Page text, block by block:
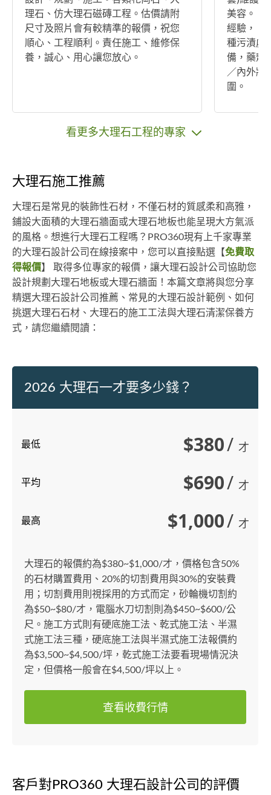
理石、仿大理石磁磚工程。估價請附
尺寸及照片會有較精準的報價，祝您
順心、工程順利。責任施工、維修保
養，誠心、用心讓您放心。
美容。
經驗，
種污漬處
備，藥劑
／內外牆
圍。
看更多大理石工程的專家
大理石施工推薦
大理石是常見的裝飾性石材，不僅石材的質感柔和高雅，
鋪設大面積的大理石牆面或大理石地板也能呈現大方氣派
的風格。想進行大理石工程嗎？PRO360現有上千家專業
的大理石設計公司在線接案中，您可以直接點選【免費取
得報價】 取得多位專家的報價，讓大理石設計公司協助您
設計規劃大理石地板或大理石牆面！本篇文章將與您分享
精選大理石設計公司推薦、常見的大理石設計範例、如何
挑選大理石石材、大理石的施工工法與大理石清潔保養方
式，請您繼續閱讀：
2026 大理石一才要多少錢？
最低 $380/ 才
平均 $690/ 才
最高 $1,000/ 才
大理石的報價約為$380~$1,000/才，價格包含50%
的石材購置費用、20%的切割費用與30%的安裝費
用；切割費用則視採用的方式而定，砂輪機切割約
為$50~$80/才，電腦水刀切割則為$450~$600/公
尺。施工方式則有硬底施工法、乾式施工法、半濕
式施工法三種，硬底施工法與半濕式施工法報價約
為$3,500~$4,500/坪，乾式施工法要看現場情況決
定，但價格一般會在$4,500/坪以上。
查看收費行情
客戶對PRO360 大理石設計公司的評價